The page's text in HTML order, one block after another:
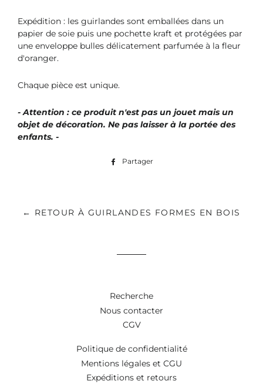
Expédition : les guirlandes sont emballées dans un
papier de soie puis une pochette kraft et protégées par
une enveloppe bulles délicatement parfumée à la fleur
d'oranger.
Chaque pièce est unique.
- Attention : ce produit n'est pas un jouet mais un
objet de décoration. Ne pas laisser à la portée des
enfants. -
Partager
← RETOUR À GUIRLANDES FORMES EN BOIS
Recherche
Nous contacter
CGV
Politique de confidentialité
Mentions légales et CGU
Expéditions et retours